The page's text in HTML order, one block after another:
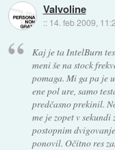
Valvoline
:: 14. feb 2009,
Kaj je ta IntelBurn
meni še na stock
pomaga. Mi ga pa je
ene pol ure, samo
predčasno prekinil.
me je zopet v
postopnim
ponovil. Očitno res